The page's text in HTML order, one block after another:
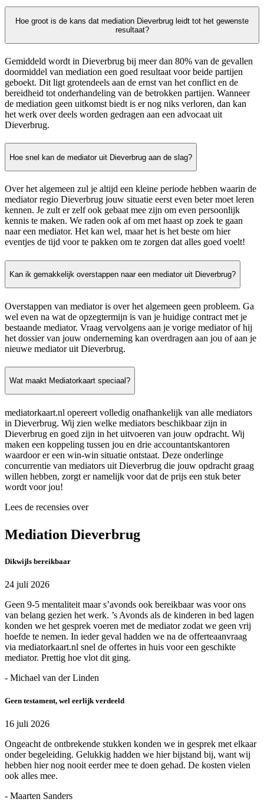
Hoe groot is de kans dat mediation Dieverbrug leidt tot het gewenste
resultaat?
Gemiddeld wordt in Dieverbrug bij meer dan 80% van de gevallen
doormiddel van mediation een goed resultaat voor beide partijen
geboekt. Dit ligt grotendeels aan de ernst van het conflict en de
bereidheid tot onderhandeling van de betrokken partijen. Wanneer
de mediation geen uitkomst biedt is er nog niks verloren, dan kan
het werk over deels worden gedragen aan een advocaat uit
Dieverbrug.
Hoe snel kan de mediator uit Dieverbrug aan de slag?
Over het algemeen zul je altijd een kleine periode hebben waarin de
mediator regio Dieverbrug jouw situatie eerst even beter moet leren
kennen. Je zult er zelf ook gebaat mee zijn om even persoonlijk
kennis te maken. We raden ook af om met haast op zoek te gaan
naar een mediator. Het kan wel, maar het is het beste om hier
eventjes de tijd voor te pakken om te zorgen dat alles goed voelt!
Kan ik gemakkelijk overstappen naar een mediator uit Dieverbrug?
Overstappen van mediator is over het algemeen geen probleem. Ga
wel even na wat de opzegtermijn is van je huidige contract met je
bestaande mediator. Vraag vervolgens aan je vorige mediator of hij
het dossier van jouw onderneming kan overdragen aan jou of aan je
nieuwe mediator uit Dieverbrug.
Wat maakt Mediatorkaart speciaal?
mediatorkaart.nl opereert volledig onafhankelijk van alle mediators
in Dieverbrug. Wij zien welke mediators beschikbaar zijn in
Dieverbrug en goed zijn in het uitvoeren van jouw opdracht. Wij
maken een koppeling tussen jou en drie accountantskantoren
waardoor er een win-win situatie ontstaat. Deze onderlinge
concurrentie van mediators uit Dieverbrug die jouw opdracht graag
willen hebben, zorgt er namelijk voor dat de prijs een stuk beter
wordt voor jou!
Lees de recensies over
Mediation Dieverbrug
Dikwijls bereikbaar
24 juli 2026
Geen 9-5 mentaliteit maar s’avonds ook bereikbaar was voor ons
van belang gezien het werk. ’s Avonds als de kinderen in bed lagen
konden we het gesprek voeren met de mediator zodat we geen vrij
hoefde te nemen. In ieder geval hadden we na de offerteaanvraag
via mediatorkaart.nl snel de offertes in huis voor een geschikte
mediator. Prettig hoe vlot dit ging.
- Michael van der Linden
Geen testament, wel eerlijk verdeeld
16 juli 2026
Ongeacht de ontbrekende stukken konden we in gesprek met elkaar
onder begeleiding. Gelukkig hadden we hier bijstand bij, want wij
hebben hier nog nooit eerder mee te doen gehad. De kosten vielen
ook alles mee.
- Maarten Sanders